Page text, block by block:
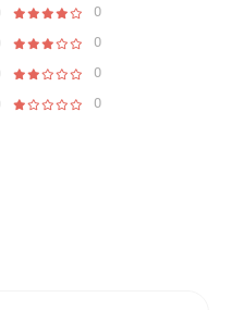
0
0
0
0